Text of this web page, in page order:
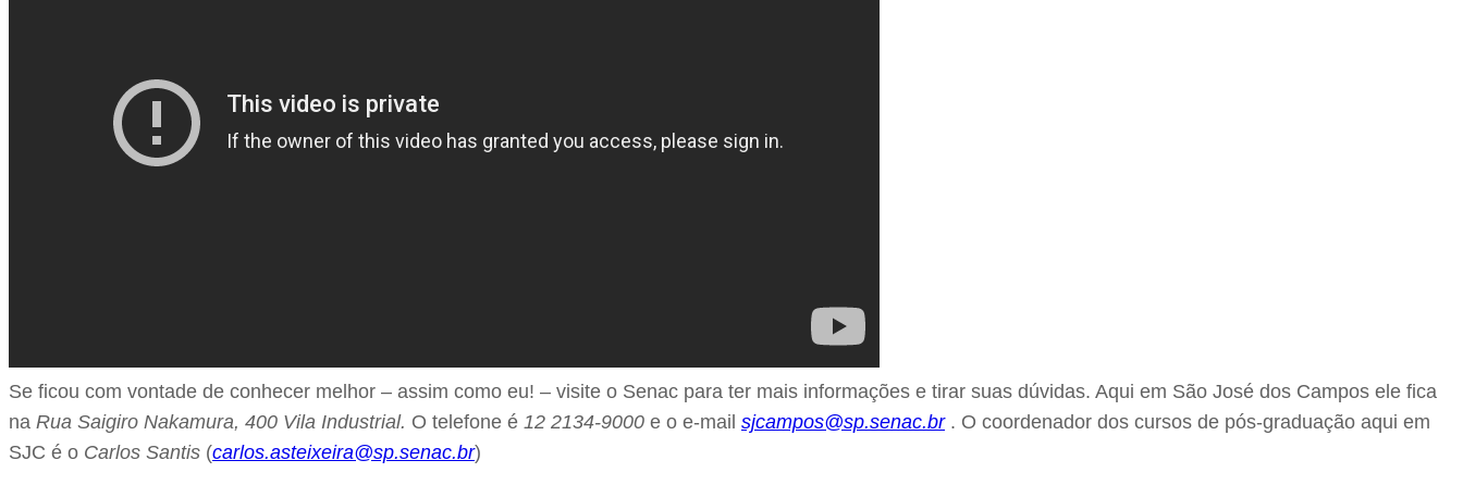
Se ficou com vontade de conhecer melhor – assim como eu! – visite o Senac para ter mais informações e tirar suas dúvidas. Aqui em São José dos Campos ele fica
na Rua Saigiro Nakamura, 400 Vila Industrial. O telefone é 12 2134-9000 e o e-mail sjcampos@sp.senac.br. O coordenador dos cursos de pós-graduação aqui em
SJC é o Carlos Santis (carlos.asteixeira@sp.senac.br)